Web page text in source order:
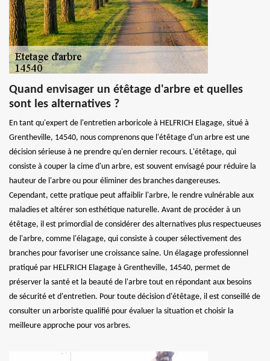
Quand envisager un étêtage d'arbre et quelles
sont les alternatives ?
En tant qu'expert de l'entretien arboricole à HELFRICH Elagage, situé à
Grentheville, 14540, nous comprenons que l'étêtage d'un arbre est une
décision sérieuse à ne prendre qu'en dernier recours. L'étêtage, qui
consiste à couper la cime d'un arbre, est souvent envisagé pour réduire la
hauteur de l'arbre ou pour éliminer des branches dangereuses.
Cependant, cette pratique peut affaiblir l'arbre, le rendre vulnérable aux
maladies et altérer son esthétique naturelle. Avant de procéder à un
étêtage, il est primordial de considérer des alternatives plus respectueuses
de l'arbre, comme l'élagage, qui consiste à couper sélectivement des
branches pour favoriser une croissance saine. Un élagage professionnel
pratiqué par HELFRICH Elagage à Grentheville, 14540, permet de
préserver la santé et la beauté de l'arbre tout en répondant aux besoins
de sécurité et d'entretien. Pour toute décision d'étêtage, il est conseillé de
consulter un arboriste qualifié pour évaluer la situation et choisir la
meilleure approche pour vos arbres.